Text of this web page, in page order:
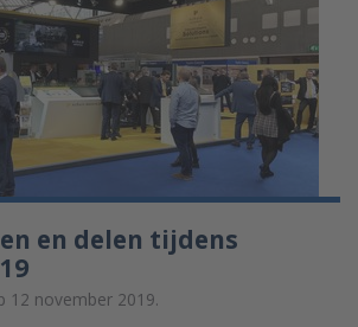
en delen tijdens
12 november 2019.